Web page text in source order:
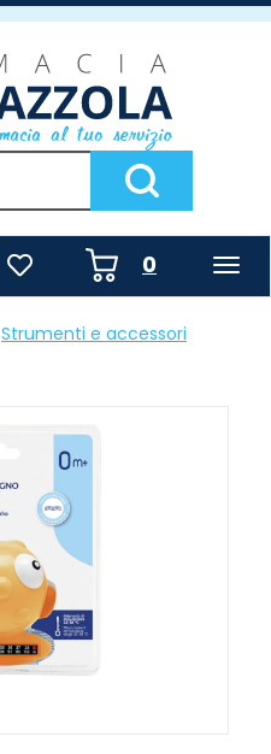
Cerca Prodotto
0prodotti
inseriti
Strumenti e accessori